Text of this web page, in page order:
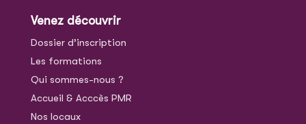
Venez découvrir
Dossier d’inscription
Les formations
Qui sommes-nous ?
Accueil & Acccès PMR
Nos locaux